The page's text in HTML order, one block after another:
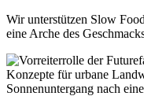
Wir unterstützen Slow
eine Arche des
Sonnenuntergang nach